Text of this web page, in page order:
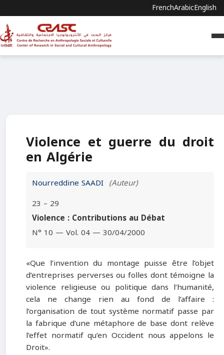
FrenchArabicEnglish
Violence et guerre du droit
en Algérie
Nourreddine SAADI (Auteur)
23 – 29
Violence : Contributions au Débat
N° 10 — Vol. 04 — 30/04/2000
«Que l’invention du montage puisse être l’objet
d’entreprises perverses ou folles dont témoigne la
violence religieuse ou politique dans l’humanité,
cela ne change rien au fond de l’affaire :
l’organisation de tout système normatif passe par
la fabrique d’une métaphore de base dont relève
l’effet normatif qu’en Occident nous appelons le
Droit».